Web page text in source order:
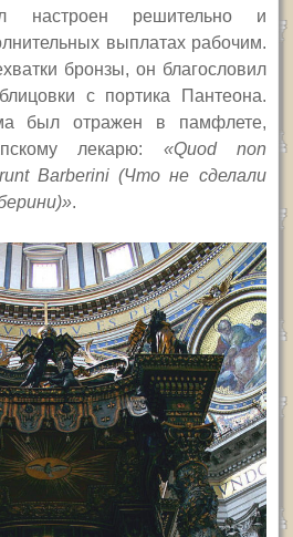
настроен решительно и
выплатах рабочим.
бронзы, он благословил
с портика Пантеона.
был отражен в памфлете,
лекарю: «Quod non
Barberini (Что не сделали
.